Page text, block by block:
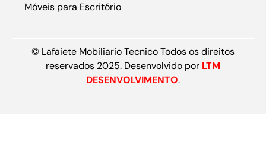
Móveis para Escritório
© Lafaiete Mobiliario Tecnico Todos os direitos
reservados 2025. Desenvolvido por LTM
DESENVOLVIMENTO.